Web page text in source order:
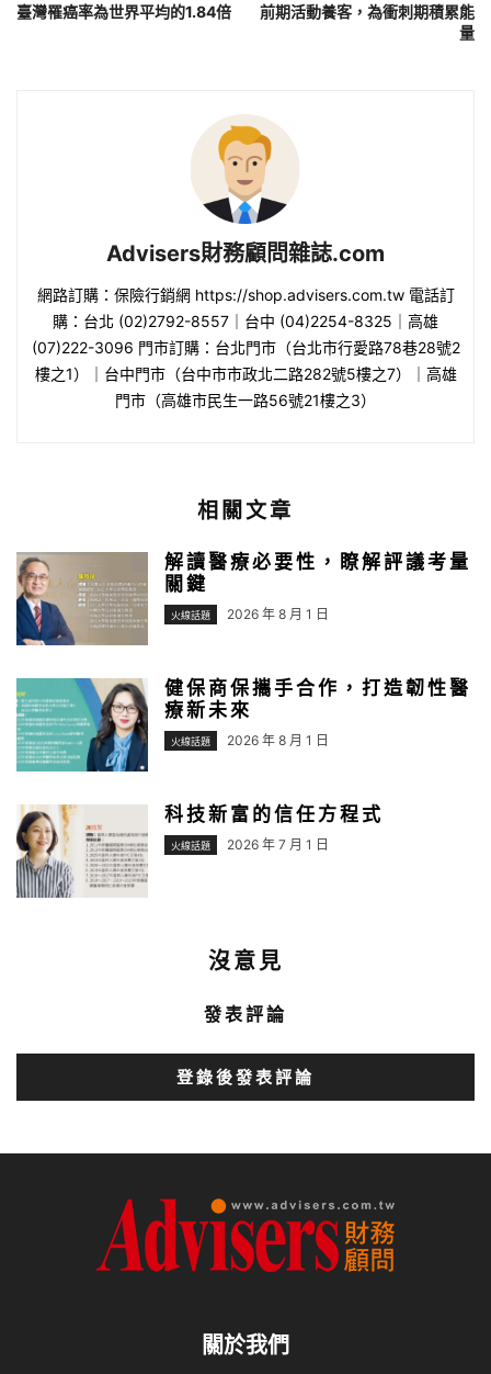
臺灣罹癌率為世界平均的1.84倍
前期活動養客，為衝刺期積累能
量
Advisers財務顧問雜誌.com
網路訂購：保險行銷網 https://shop.advisers.com.tw 電話訂
購：台北 (02)2792-8557｜台中 (04)2254-8325｜高雄
(07)222-3096 門市訂購：台北門市（台北市行愛路78巷28號2
樓之1）｜台中門市（台中市市政北二路282號5樓之7）｜高雄
門市（高雄市民生一路56號21樓之3）
相關文章
解讀醫療必要性，瞭解評議考量
關鍵
火線話題 2026 年 8 月 1 日
健保商保攜手合作，打造韌性醫
療新未來
火線話題 2026 年 8 月 1 日
科技新富的信任方程式
火線話題 2026 年 7 月 1 日
沒意見
發表評論
登錄後發表評論
關於我們